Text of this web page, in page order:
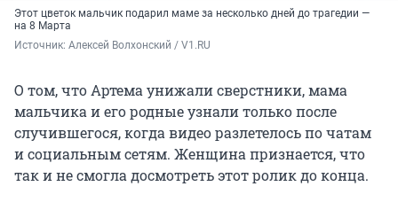
Этот цветок мальчик подарил маме за несколько дней до трагедии —
на 8 Марта
Источник: Алексей Волхонский / V1.RU
О том, что Артема унижали сверстники, мама
мальчика и его родные узнали только после
случившегося, когда видео разлетелось по чатам
и социальным сетям. Женщина признается, что
так и не смогла досмотреть этот ролик до конца.